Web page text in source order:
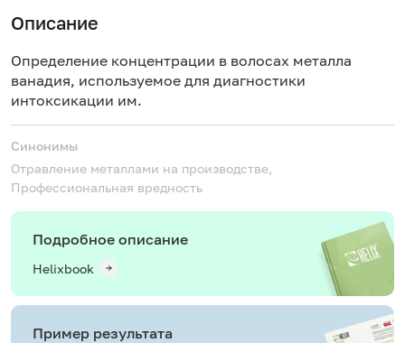
Описание
Определение концентрации в волосах металла
ванадия, используемое для диагностики
интоксикации им.
Синонимы
Отравление металлами на производстве,
Профессиональная вредность
Подробное описание
Helixbook
Пример результата